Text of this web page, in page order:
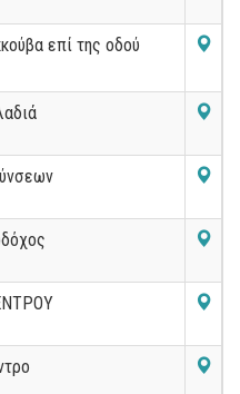
επί της οδού